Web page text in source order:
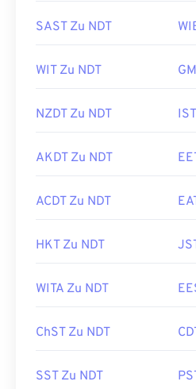
SAST Zu NDT
WIT Zu NDT
NZDT Zu NDT
AKDT Zu NDT
ACDT Zu NDT
HKT Zu NDT
WITA Zu NDT
ChST Zu NDT
SST Zu NDT